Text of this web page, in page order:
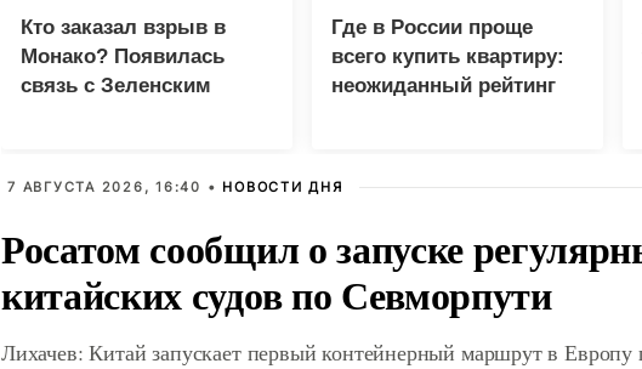
Кто заказал взрыв в
Монако? Появилась
связь с Зеленским
Где в России проще
всего купить квартиру:
неожиданный рейтинг
7 АВГУСТА 2026, 16:40 • НОВОСТИ ДНЯ
Росатом сообщил о запуске
китайских судов по Севморпути
Лихачев: Китай запускает первый контейнерный маршрут в